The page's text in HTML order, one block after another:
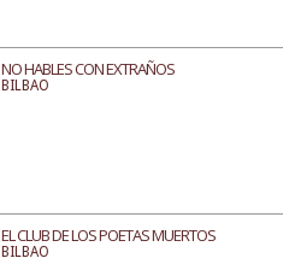
NO HABLES CON EXTRAÑOS
BILBAO
EL CLUB DE LOS POETAS MUERTOS
BILBAO